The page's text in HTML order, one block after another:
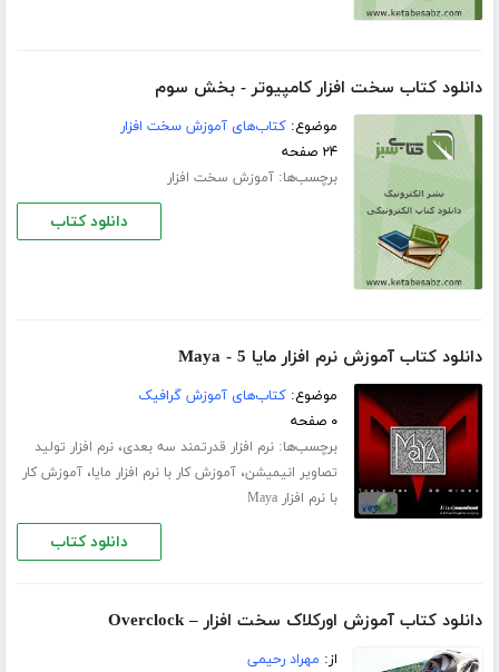
دانلود کتاب سخت افزار کامپیوتر - بخش سوم
موضوع:کتاب‌های آموزش سخت افزار
۲۴ صفحه
برچسب‌ها:آموزش سخت افزار
دانلود کتاب
دانلود کتاب آموزش نرم افزار مایا 5 - Maya
موضوع:کتاب‌های آموزش گرافیک
۰ صفحه
برچسب‌ها:نرم افزار قدرتمند سه بعدی،نرم افزار تولید
تصاویر انیمیشن،آموزش کار با نرم افزار مایا،آموزش کار
با نرم افزار Maya
دانلود کتاب
دانلود کتاب آموزش اورکلاک سخت افزار – Overclock
از: مهراد رحیمی